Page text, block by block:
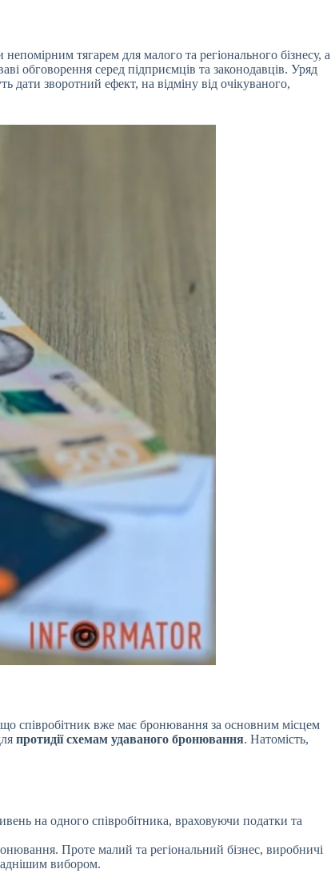
тягарем для малого та регіонального бізнесу, а
обговорення серед підприємців та законодавців. Уряд
зворотний ефект, на відміну від очікуваного,
співробітник вже має бронювання за основним місцем
протидії схемам удаваного бронювання. Натомість,
на одного співробітника, враховуючи податки та
Проте малий та регіональний бізнес, виробничі
вибором.